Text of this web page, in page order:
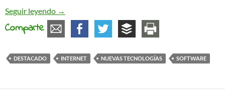
Seguir leyendo El futuro será libre
→
Comparte
DESTACADO INTERNET NUEVAS TECNOLOGÍAS SOFTWARE